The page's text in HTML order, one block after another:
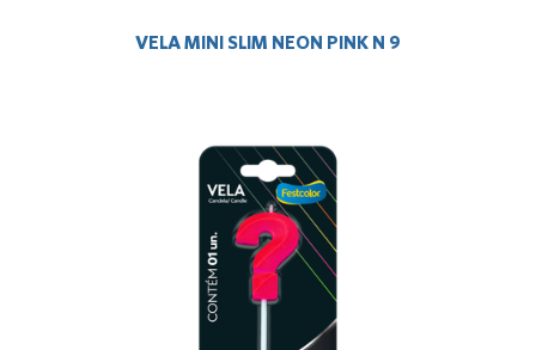
VELA MINI SLIM NEON PINK N 9